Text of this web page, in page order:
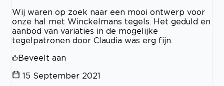
Wij waren op zoek naar een mooi ontwerp voor
onze hal met Winckelmans tegels. Het geduld en
aanbod van variaties in de mogelijke
tegelpatronen door Claudia was erg fijn.
Beveelt aan
15 September 2021